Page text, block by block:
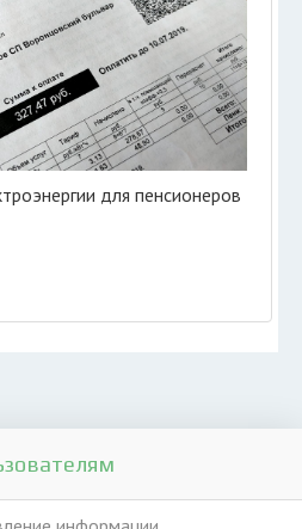
для пенсионеров